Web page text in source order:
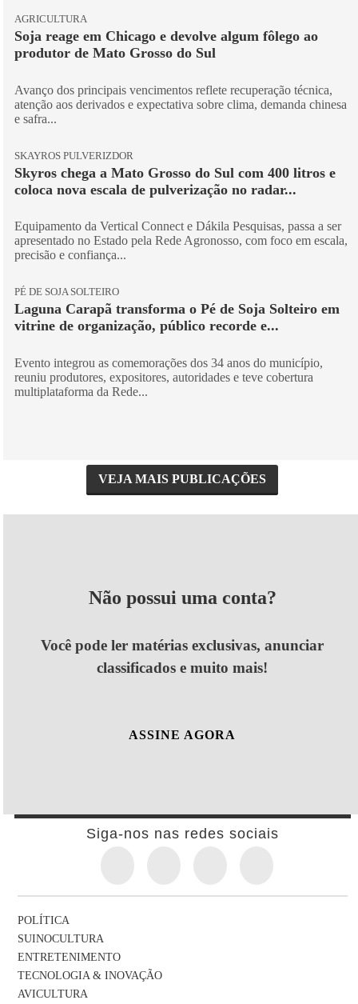
AGRICULTURA
Soja reage em Chicago e devolve algum fôlego ao
produtor de Mato Grosso do Sul
Avanço dos principais vencimentos reflete recuperação técnica,
atenção aos derivados e expectativa sobre clima, demanda chinesa
e safra...
SKAYROS PULVERIZDOR
Skyros chega a Mato Grosso do Sul com 400 litros e
coloca nova escala de pulverização no radar...
Equipamento da Vertical Connect e Dákila Pesquisas, passa a ser
apresentado no Estado pela Rede Agronosso, com foco em escala,
precisão e confiança...
PÉ DE SOJA SOLTEIRO
Laguna Carapã transforma o Pé de Soja Solteiro em
vitrine de organização, público recorde e...
Evento integrou as comemorações dos 34 anos do município,
reuniu produtores, expositores, autoridades e teve cobertura
multiplataforma da Rede...
VEJA MAIS PUBLICAÇÕES
Não possui uma conta?
Você pode ler matérias exclusivas, anunciar
classificados e muito mais!
ASSINE AGORA
Siga-nos nas redes sociais
POLÍTICA
SUINOCULTURA
ENTRETENIMENTO
TECNOLOGIA & INOVAÇÃO
AVICULTURA